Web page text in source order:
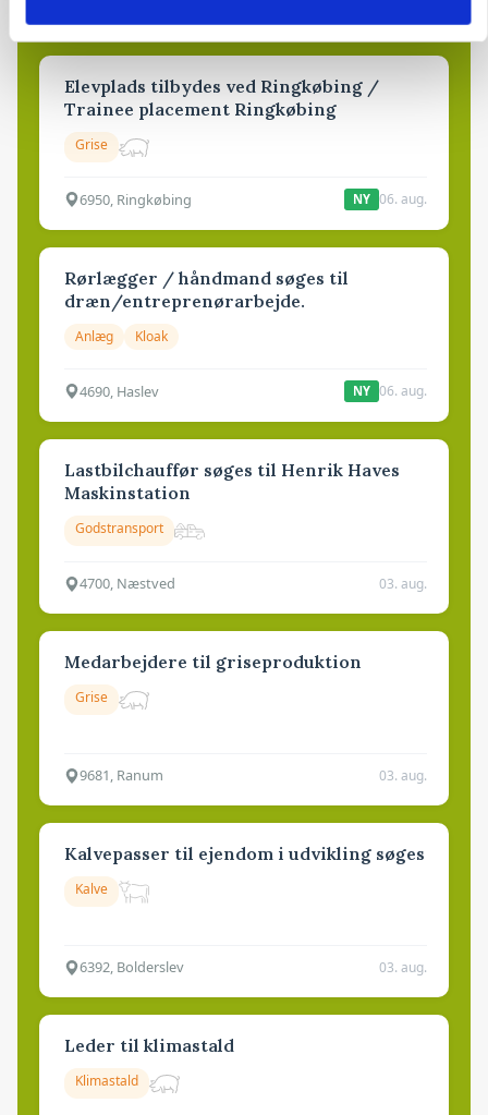
Elevplads tilbydes ved Ringkøbing /
Trainee placement Ringkøbing
Grise
6950, Ringkøbing NY 06. aug.
Rørlægger / håndmand søges til
dræn/entreprenørarbejde.
Anlæg Kloak
4690, Haslev NY 06. aug.
Lastbilchauffør søges til Henrik Haves
Maskinstation
Godstransport
4700, Næstved 03. aug.
Medarbejdere til griseproduktion
Grise
9681, Ranum 03. aug.
Kalvepasser til ejendom i udvikling søges
Kalve
6392, Bolderslev 03. aug.
Leder til klimastald
Klimastald